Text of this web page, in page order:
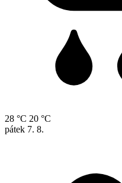
28 °C 20 °C
pátek 7. 8.